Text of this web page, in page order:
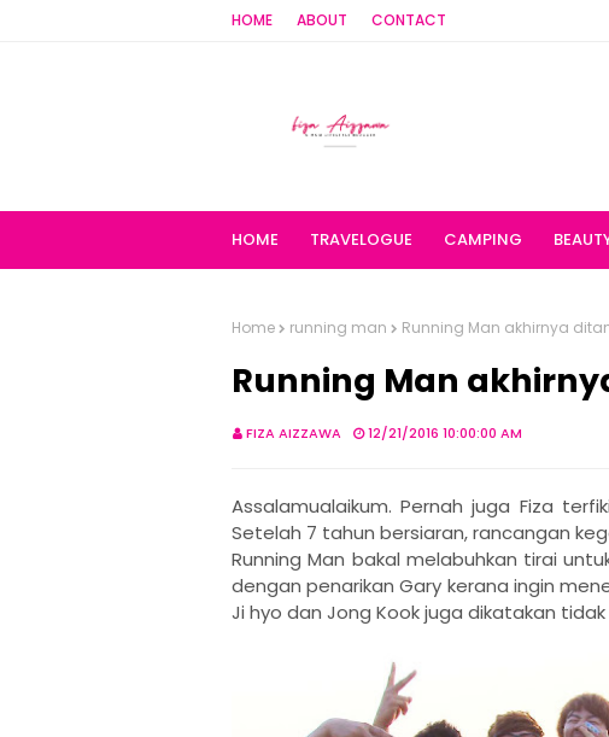
HOME ABOUT CONTACT
HOME TRAVELOGUE CAMPING
Home running man Running Man akhirnya
Running Man
FIZA AIZZAWA 12/21/2016 10:00:00 AM
Assalamualaikum. Pernah juga Fiza
Setelah 7 tahun bersiaran, rancangan
Running Man bakal melabuhkan tirai
dengan penarikan Gary kerana ingin
Ji hyo dan Jong Kook juga dikatakan